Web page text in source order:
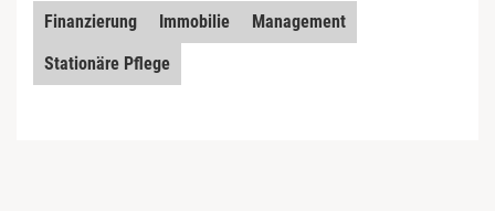
Finanzierung Immobilie
Management
Stationäre Pflege